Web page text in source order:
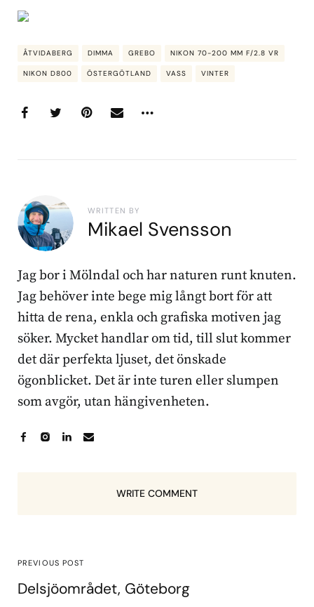
ÅTVIDABERG DIMMA GREBO NIKON 70-200 MM F/2.8 VR
NIKON D800 ÖSTERGÖTLAND VASS VINTER
WRITTEN BY
Mikael Svensson
Jag bor i Mölndal och har naturen runt knuten.
Jag behöver inte bege mig långt bort för att
hitta de rena, enkla och grafiska motiven jag
söker. Mycket handlar om tid, till slut kommer
det där perfekta ljuset, det önskade
ögonblicket. Det är inte turen eller slumpen
som avgör, utan hängivenheten.
WRITE COMMENT
PREVIOUS POST
Delsjöområdet, Göteborg